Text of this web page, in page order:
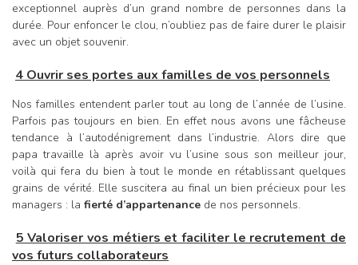
exceptionnel auprès d’un grand nombre de personnes dans la
durée. Pour enfoncer le clou, n’oubliez pas de faire durer le plaisir
avec un objet souvenir.
4 Ouvrir ses portes aux familles de vos personnels
Nos familles entendent parler tout au long de l’année de l’usine.
Parfois pas toujours en bien. En effet nous avons une fâcheuse
tendance à l’autodénigrement dans l’industrie. Alors dire que
papa travaille là après avoir vu l’usine sous son meilleur jour,
voilà qui fera du bien à tout le monde en rétablissant quelques
grains de vérité. Elle suscitera au final un bien précieux pour les
managers : la fierté d’appartenance de nos personnels.
5 Valoriser vos métiers et faciliter le recrutement de
vos futurs collaborateurs